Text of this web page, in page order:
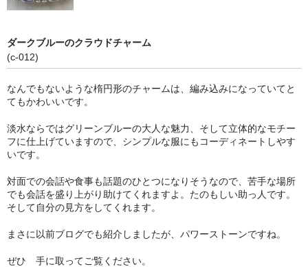
ダークブルーのクラウドチャーム
(c-012)
なんでもないような楕円形のチャームは、編み込みになっていてと
てもかわいいです。
淡水ならではグリーンブルーの大人な魅力、そして立体的なモチー
フに仕上げていますので、シンプルな服にもコーディネートしやす
いです。
対面での会話や食事も話題のひとつになりそうなので、苦手な場所
でも会話を盛り上がり助けてくれますよ。たのもしい助っ人です。
そして自分の見方をしてくれます。
まさに以前ブログでも紹介しましたが、パワーストーンですね。
ぜひ 手に取ってご覧ください。